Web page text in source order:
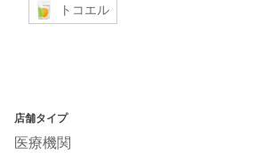
トコエル
店舗タイプ
医療機関